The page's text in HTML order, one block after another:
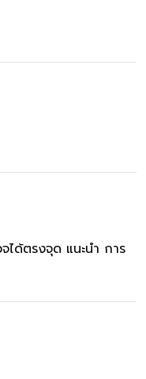
ได้ตรงจุด แนะนำ การ